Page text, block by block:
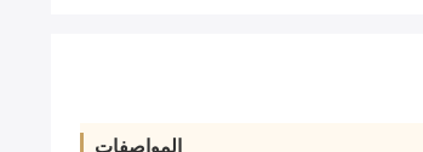
المواصفات